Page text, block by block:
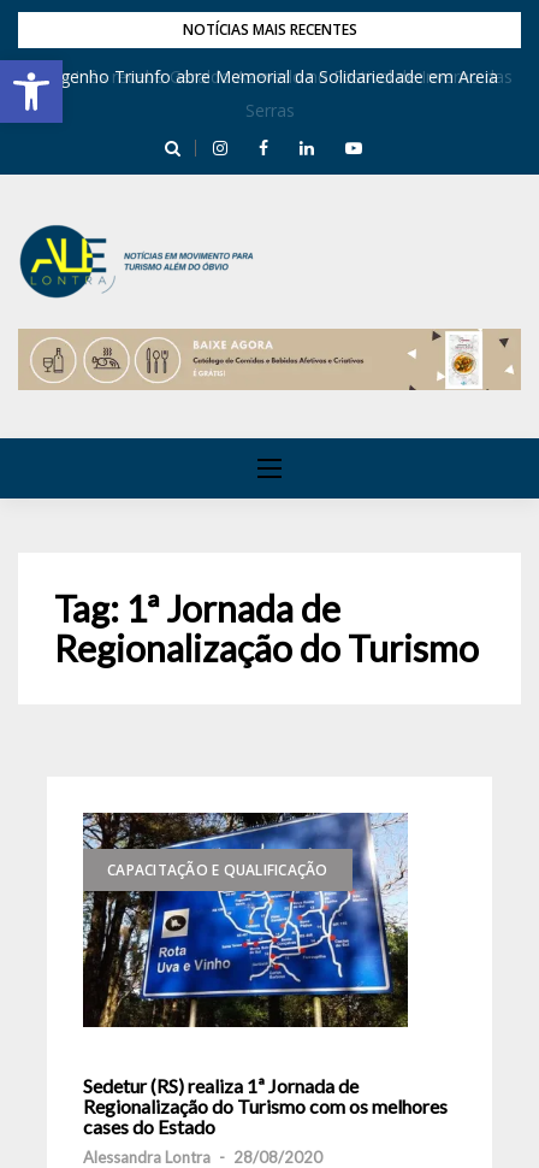
Barra de Ferramentas Aberta
NOTÍCIAS MAIS RECENTES
Dona Inês recebe Geraldo Azevedo no Festival de Inverno das
Serras
Engenho Triunfo abre Memorial da Solidariedade em Areia
Tag: 1ª Jornada de
Regionalização do Turismo
CAPACITAÇÃO E QUALIFICAÇÃO
Sedetur (RS) realiza 1ª Jornada de
Regionalização do Turismo com os melhores
cases do Estado
Alessandra Lontra - 28/08/2020